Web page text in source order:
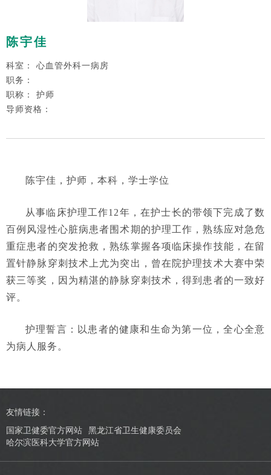
陈宇佳
科室： 心血管外科一病房
职务：
职称： 护师
导师资格：
陈宇佳，护师，本科，学士学位
从事临床护理工作12年，在护士长的带领下完成了数
百例风湿性心脏病患者围术期的护理工作，熟练应对急危
重症患者的突发抢救，熟练掌握各项临床操作技能，在留
置针静脉穿刺技术上尤为突出，曾在院护理技术大赛中荣
获三等奖，因为精湛的静脉穿刺技术，得到患者的一致好
评。
护理誓言：以患者的健康和生命为第一位，全心全意
为病人服务。
友情链接：
国家卫健委官方网站
黑龙江省卫生健康委员会
哈尔滨医科大学官方网站